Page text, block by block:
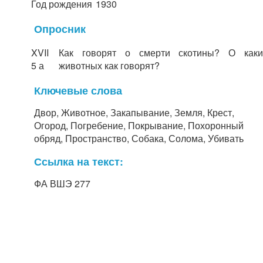
Год рождения 1930
Опросник
XVII
5 а
Как говорят о смерти скотины? О
животных как говорят?
Ключевые слова
Двор, Животное, Закапывание, Земля, Крест,
Огород, Погребение, Покрывание, Похоронный
обряд, Пространство, Собака, Солома, Убивать
Ссылка на текст:
ФА ВШЭ 277